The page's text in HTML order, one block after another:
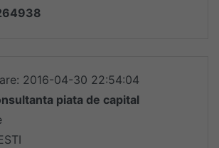
2016-04-30 22:54:04
piata de capital